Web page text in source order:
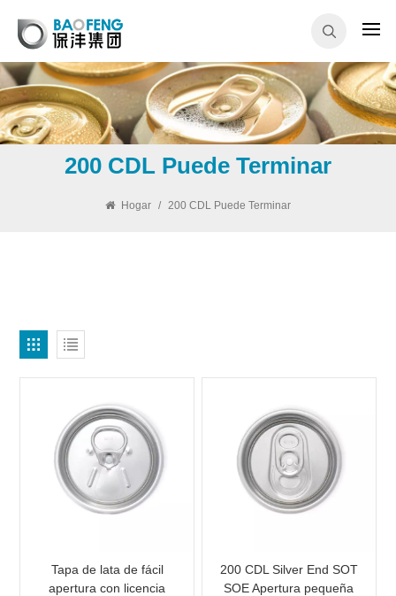
200 CDL Puede Terminar
Hogar / 200 CDL Puede Terminar
Tapa de lata de fácil
apertura con licencia
200 CDL Silver End SOT
SOE Apertura pequeña